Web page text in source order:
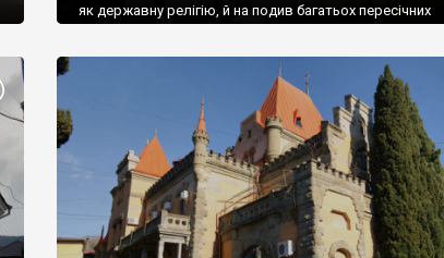
як державну релігію, й на подив багатьох пересічних